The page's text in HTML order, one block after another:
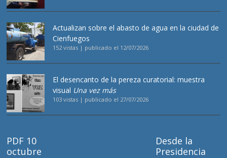
Actualizan sobre el abasto de agua en la ciudad de
Cienfuegos
152 vistas | publicado el 12/07/2026
El desencanto de la pereza curatorial: muestra
visual Una vez más
103 vistas | publicado el 27/07/2026
PDF 10
octubre
Desde la
Presidencia